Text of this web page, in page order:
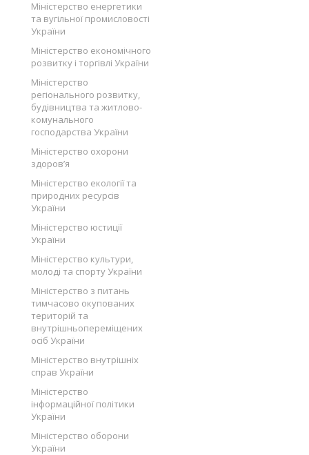
Міністерство енергетики
та вугільної промисловості
України
Міністерство економічного
розвитку і торгівлі України
Міністерство
регіонального розвитку,
будівництва та житлово-
комунального
господарства України
Міністерство охорони
здоров’я
Міністерство екології та
природних ресурсів
України
Міністерство юстиції
України
Міністерство культури,
молоді та спорту України
Міністерство з питань
тимчасово окупованих
територій та
внутрішньопереміщених
осіб України
Міністерство внутрішніх
справ України
Міністерство
інформаційної політики
України
Міністерство оборони
України